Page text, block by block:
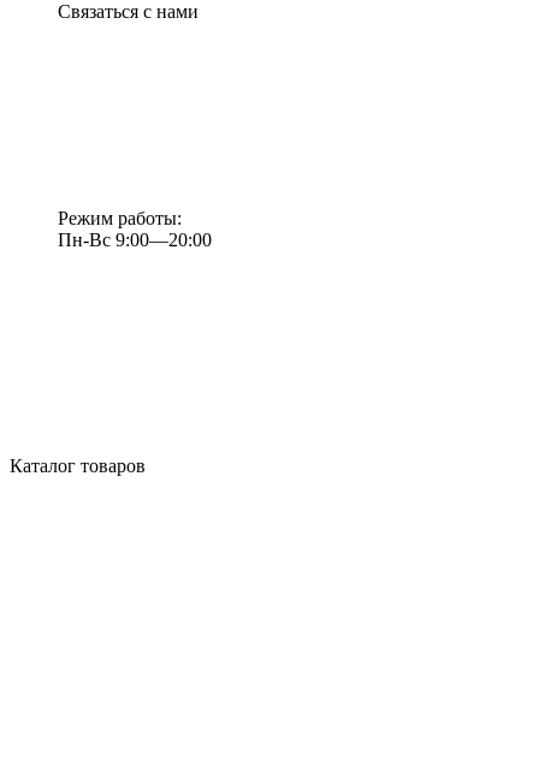
Связаться с нами
Режим работы:
Пн-Вс 9:00—20:00
Каталог товаров